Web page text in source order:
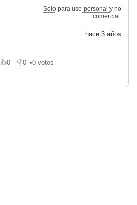
Sólo para uso personal y no
comercial.
hace 3 años
👍0
Me gusta
👎0
No me gusta
•0 votos